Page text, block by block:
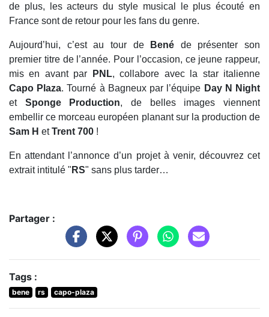
de plus, les acteurs du style musical le plus écouté en
France sont de retour pour les fans du genre.
Aujourd’hui, c’est au tour de Bené de présenter son
premier titre de l’année. Pour l’occasion, ce jeune rappeur,
mis en avant par
PNL, collabore avec la star italienne
Capo Plaza. Tourné à Bagneux par l’équipe Day N Night
et Sponge Production, de belles images viennent
embellir ce morceau européen planant sur la production de
Sam H etTrent 700 !
En attendant l’annonce d’un projet à venir, découvrez cet
extrait intitulé " RS" sans plus tarder…
Partager :
Tags :
bene rs capo-plaza